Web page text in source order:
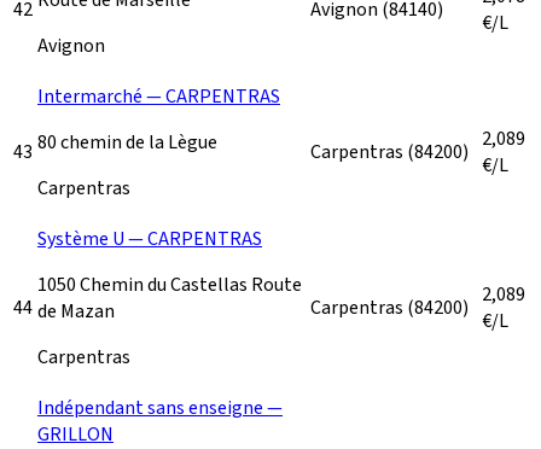
42
Avignon
Avignon (84140)
€/L
43
Intermarché — CARPENTRAS
80 chemin de la Lègue
Carpentras
Carpentras (84200) 2,089
€/L
44
Système U — CARPENTRAS
1050 Chemin du Castellas Route
de Mazan
Carpentras
Carpentras (84200) 2,089
€/L
Indépendant sans enseigne —
GRILLON